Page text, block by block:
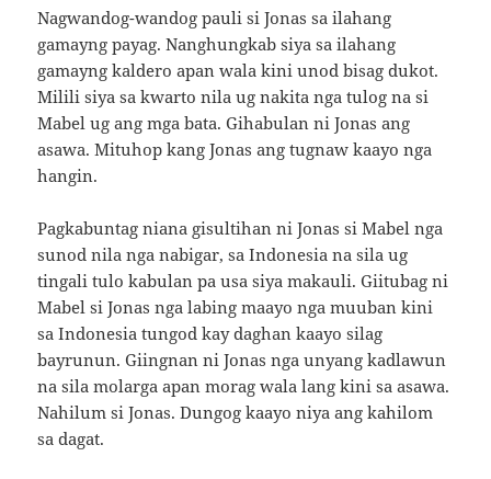
Nagwandog-wandog pauli si Jonas sa ilahang
gamayng payag. Nanghungkab siya sa ilahang
gamayng kaldero apan wala kini unod bisag dukot.
Milili siya sa kwarto nila ug nakita nga tulog na si
Mabel ug ang mga bata. Gihabulan ni Jonas ang
asawa. Mituhop kang Jonas ang tugnaw kaayo nga
hangin.
Pagkabuntag niana gisultihan ni Jonas si Mabel nga
sunod nila nga nabigar, sa Indonesia na sila ug
tingali tulo kabulan pa usa siya makauli. Giitubag ni
Mabel si Jonas nga labing maayo nga muuban kini
sa Indonesia tungod kay daghan kaayo silag
bayrunun. Giingnan ni Jonas nga unyang kadlawun
na sila molarga apan morag wala lang kini sa asawa.
Nahilum si Jonas. Dungog kaayo niya ang kahilom
sa dagat.